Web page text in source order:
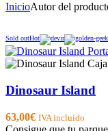
InicioAutor del
Sold outHot
Dinosaur Island
63,00€ IVA incluido